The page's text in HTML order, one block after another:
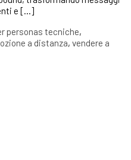
e […]
personas tecniche,
a distanza, vendere a